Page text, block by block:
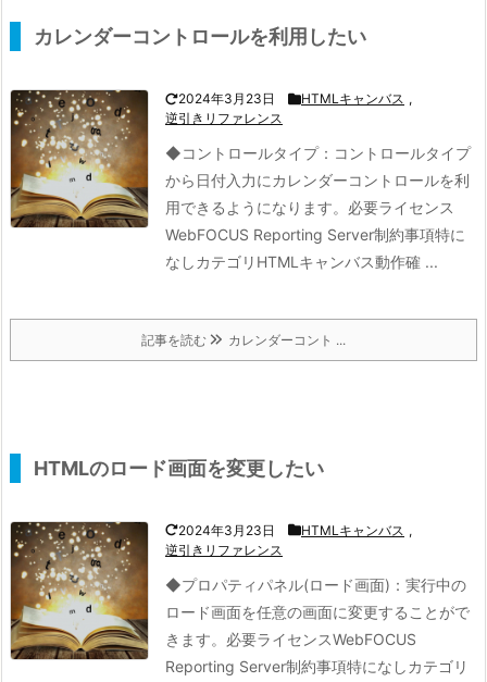
カレンダーコントロールを利用したい
2024年3月23日 HTMLキャンバス ,
逆引きリファレンス
◆コントロールタイプ： コントロールタイプ
から日付入力にカレンダーコントロールを利
用できるようになります。 必要ライセンス
WebFOCUS Reporting Server制約事項特に
なしカテゴリHTMLキャンバス動作確 ...
記事を読む カレンダーコント ...
HTMLのロード画面を変更したい
2024年3月23日 HTMLキャンバス ,
逆引きリファレンス
◆プロパティパネル(ロード画面)： 実行中の
ロード画面を任意の画面に変更することがで
きます。 必要ライセンスWebFOCUS
Reporting Server制約事項特になしカテゴリ